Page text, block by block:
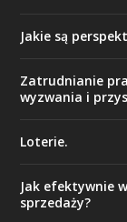
Jakie są
Zatrudnianie
wyzwania i
Loterie.
Jak efektywnie
sprzedaży?